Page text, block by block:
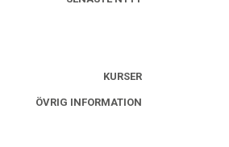
KURSER
ÖVRIG INFORMATION